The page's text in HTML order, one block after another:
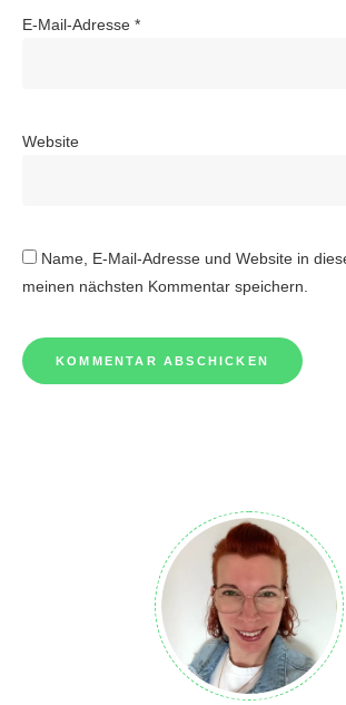
E-Mail-Adresse *
Website
Name, E-Mail-Adresse und Website in
meinen nächsten Kommentar speichern.